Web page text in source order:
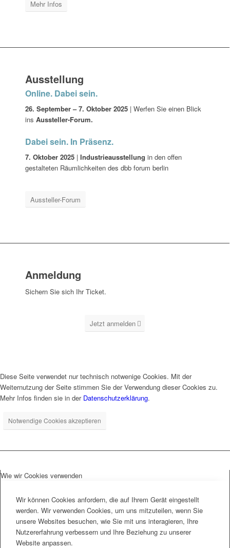
Mehr Infos
Ausstellung
Online. Dabei sein.
26. September – 7. Oktober 2025 | Werfen Sie einen Blick
ins Aussteller-Forum.
Dabei sein. In Präsenz.
7. Oktober 2025 | Industrieausstellung in den offen
gestalteten Räumlichkeiten des dbb forum berlin
Aussteller-Forum
Anmeldung
Sichern Sie sich Ihr Ticket.
Jetzt anmelden
Diese Seite verwendet nur technisch notwenige Cookies. Mit der
Weiternutzung der Seite stimmen Sie der Verwendung dieser Cookies zu.
Mehr Infos finden sie in der Datenschutzerklärung.
Notwendige Cookies akzeptieren
Wie wir Cookies verwenden
Wir können Cookies anfordern, die auf Ihrem Gerät eingestellt
werden. Wir verwenden Cookies, um uns mitzuteilen, wenn Sie
unsere Websites besuchen, wie Sie mit uns interagieren, Ihre
Nutzererfahrung verbessern und Ihre Beziehung zu unserer
Website anpassen.